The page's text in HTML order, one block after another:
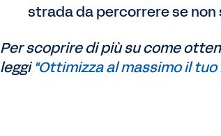
strada da percorrere se
Per scoprire di più su come
leggi"Ottimizza al massimo il